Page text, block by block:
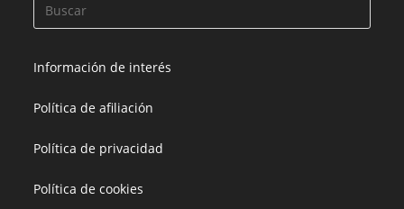
Información de interés
Política de afiliación
Política de privacidad
Política de cookies